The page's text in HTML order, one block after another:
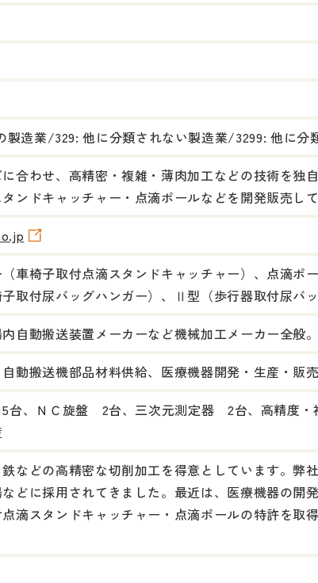
製造業/329: 他に分類されない製造業/3299: 他に分
合わせ、高精密・複雑・薄肉加工などの技術を独
ンドキャッチャー・点滴ポールなどを開発販売して
車椅子取付点滴スタンドキャッチャー）、点滴ポ
取付尿バッグハンガー）、Ⅱ型（歩行器取付尿バッ
自動搬送装置メーカーなど機械加工メーカー全般。
動搬送機部品材料供給、医療機器開発・生産・販
台、ＮＣ旋盤 2台、三次元測定器 2台、高精度・
などの高精密な切削加工を得意としています。弊
どに採用されてきました。最近は、医療機器の開
滴スタンドキャッチャー・点滴ポールの特許を取